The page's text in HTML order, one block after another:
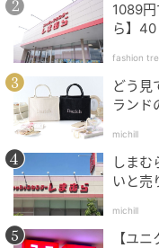
出典：ROPÉ PICNIC
【ROPÉ PICNIC】
トートバッグ」
1089
ら】40
fashion
どう見
ランド
michill
しまむ
いと売
michill
【ユ